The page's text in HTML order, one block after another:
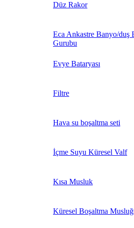
Düz Rakor
Eca Ankastre Banyo/duş
Gurubu
Evye Bataryası
Filtre
Hava su boşaltma seti
İçme Suyu Küresel Valf
Kısa Musluk
Küresel Boşaltma